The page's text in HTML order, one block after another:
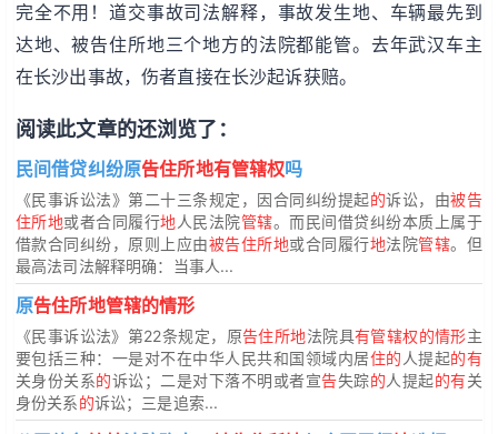
完全不用！道交事故司法解释，事故发生地、车辆最先到
达地、被告住所地三个地方的法院都能管。去年武汉车主
在长沙出事故，伤者直接在长沙起诉获赔。
阅读此文章的还浏览了：
民间借贷纠纷原告住所地有管辖权吗
《民事诉讼法》第二十三条规定，因合同纠纷提起的诉讼，由被告
住所地或者合同履行地 人民法院管辖。而民间借贷纠纷本质上属于
借款合同纠纷，原则上应由被告住所地或合同履行地法院管辖。但
最高法司法解释明确：当事人...
原告住所地管辖的情形
《民事诉讼法》第22条规定，原告住所地法院具有管辖权的情形主
要包括三种：一是对不在中华人民共和国领域内居住的 人提起的有
关身份关系的诉讼；二是对下落不明或者宣告失踪的人提起的有关
身份关系的诉讼；三是追索...